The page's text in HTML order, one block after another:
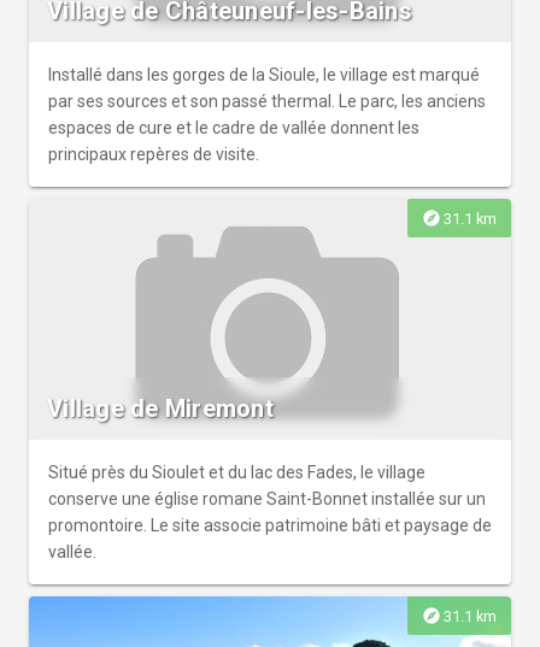
Village de Châteuneuf-les-Bains
Installé dans les gorges de la Sioule, le village est marqué
par ses sources et son passé thermal. Le parc, les anciens
espaces de cure et le cadre de vallée donnent les
principaux repères de visite.
explore 31.1 km
Village de Miremont
Situé près du Sioulet et du lac des Fades, le village
conserve une église romane Saint-Bonnet installée sur un
promontoire. Le site associe patrimoine bâti et paysage de
vallée.
explore 31.1 km